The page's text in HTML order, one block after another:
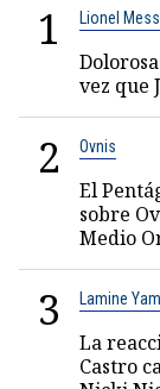
1 Lionel
vez que
2 Ovnis
El
sobre
Medio
3 Lamine
La
Castro